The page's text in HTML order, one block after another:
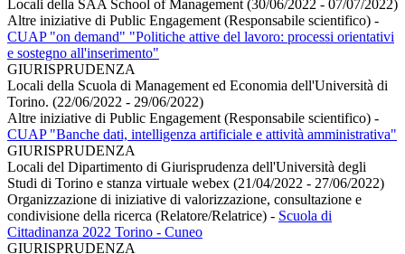
Locali della SAA School of Management (30/06/2022 - 07/07/2022)
Altre iniziative di Public Engagement (Responsabile scientifico) -
CUAP "on demand" "Politiche attive del lavoro: processi orientativi
e sostegno all'inserimento"
GIURISPRUDENZA
Locali della Scuola di Management ed Economia dell'Università di
Torino. (22/06/2022 - 29/06/2022)
Altre iniziative di Public Engagement (Responsabile scientifico) -
CUAP "Banche dati, intelligenza artificiale e attività amministrativa"
GIURISPRUDENZA
Locali del Dipartimento di Giurisprudenza dell'Università degli
Studi di Torino e stanza virtuale webex (21/04/2022 - 27/06/2022)
Organizzazione di iniziative di valorizzazione, consultazione e
condivisione della ricerca (Relatore/Relatrice) - Scuola di
Cittadinanza 2022 Torino - Cuneo
GIURISPRUDENZA